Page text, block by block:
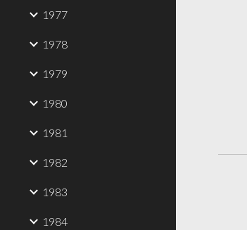
1977
1978
1979
1980
1981
1982
1983
1984